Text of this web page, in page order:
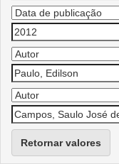
Retornar valores